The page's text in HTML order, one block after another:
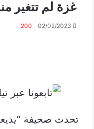
غزة لم تتغير
02/02/2023
200
تحدث صحيفة